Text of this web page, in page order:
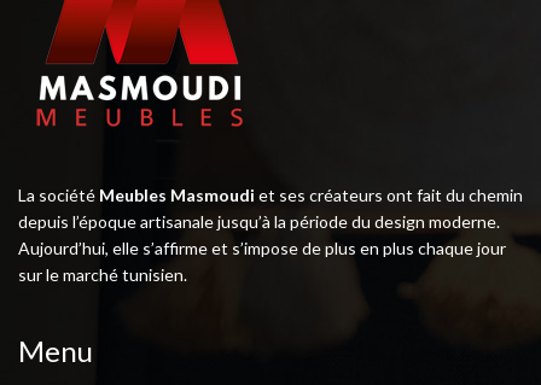
La société Meubles Masmoudi et ses créateurs ont fait du chemin
depuis l’époque artisanale jusqu’à la période du design moderne.
Aujourd’hui, elle s’affirme et s’impose de plus en plus chaque jour
sur le marché tunisien.
Menu